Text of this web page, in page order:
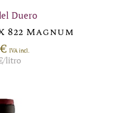
Duero
822 Magnum
€ IVA incl.
/litro